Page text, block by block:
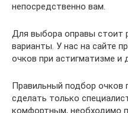
непосредственно вам.
Для выбора оправы стоит
варианты. У нас на сайте
очков при астигматизме и
Правильный подбор очков
сделать только
комфортным, необходимо